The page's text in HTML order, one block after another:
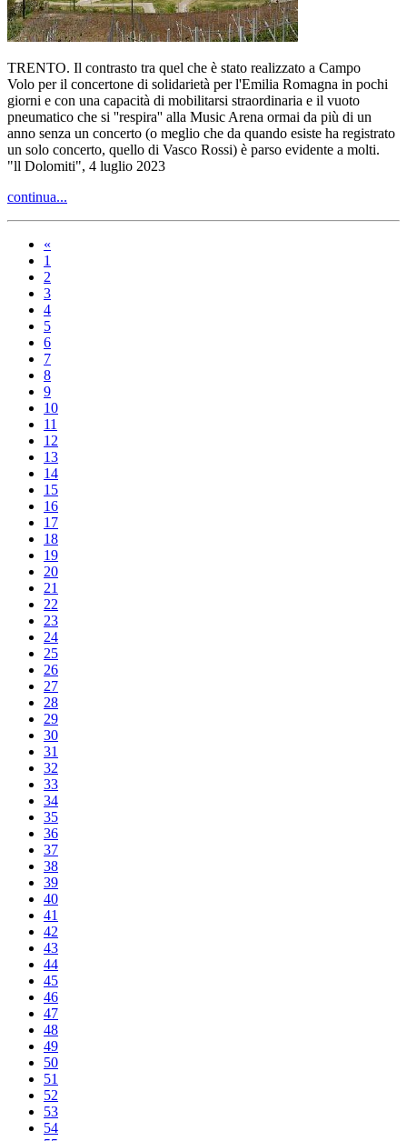
TRENTO. Il contrasto tra quel che è stato realizzato a Campo
Volo per il concertone di solidarietà per l'Emilia Romagna in pochi
giorni e con una capacità di mobilitarsi straordinaria e il vuoto
pneumatico che si ''respira'' alla Music Arena ormai da più di un
anno senza un concerto (o meglio che da quando esiste ha registrato
un solo concerto, quello di Vasco Rossi) è parso evidente a molti.
"ll Dolomiti", 4 luglio 2023
continua...
«
1
2
3
4
5
6
7
8
9
10
11
12
13
14
15
16
17
18
19
20
21
22
23
24
25
26
27
28
29
30
31
32
33
34
35
36
37
38
39
40
41
42
43
44
45
46
47
48
49
50
51
52
53
54